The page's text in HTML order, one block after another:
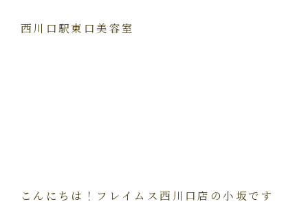
西川口駅東口美容室
こんにちは！フレイムス西川口店の小坂です